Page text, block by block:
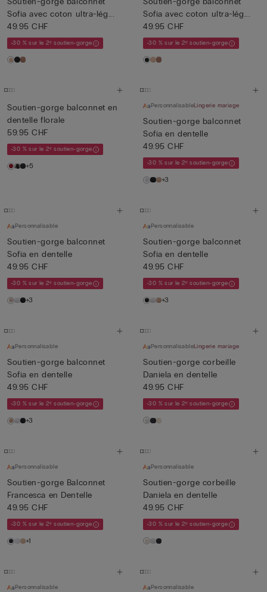
Sofia avec coton ultra-lég...
49.95 CHF
-30 % sur le 2ᵉ soutien-gorge
Sofia avec coton ultra-lég...
49.95 CHF
-30 % sur le 2ᵉ soutien-gorge
Soutien-gorge balconnet en
dentelle florale
59.95 CHF
-30 % sur le 2ᵉ soutien-gorge
+5
PersonnalisableLingerie mariage
Soutien-gorge balconnet
Sofia en dentelle
49.95 CHF
-30 % sur le 2ᵉ soutien-gorge
+3
Personnalisable
Soutien-gorge balconnet
Sofia en dentelle
49.95 CHF
-30 % sur le 2ᵉ soutien-gorge
+3
Personnalisable
Soutien-gorge balconnet
Sofia en dentelle
49.95 CHF
-30 % sur le 2ᵉ soutien-gorge
+3
Personnalisable
Soutien-gorge balconnet
Sofia en dentelle
49.95 CHF
-30 % sur le 2ᵉ soutien-gorge
+3
PersonnalisableLingerie mariage
Soutien-gorge corbeille
Daniela en dentelle
49.95 CHF
-30 % sur le 2ᵉ soutien-gorge
Personnalisable
Soutien-gorge Balconnet
Francesca en Dentelle
49.95 CHF
-30 % sur le 2ᵉ soutien-gorge
+1
Personnalisable
Soutien-gorge corbeille
Daniela en dentelle
49.95 CHF
-30 % sur le 2ᵉ soutien-gorge
Personnalisable Personnalisable